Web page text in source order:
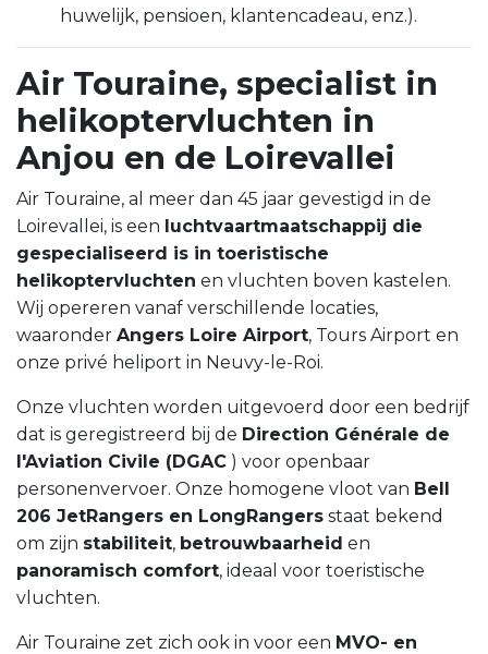
huwelijk, pensioen, klantencadeau, enz.).
Air Touraine, specialist in
helikoptervluchten in
Anjou en de Loirevallei
Air Touraine, al meer dan 45 jaar gevestigd in de
Loirevallei, is een luchtvaartmaatschappij die
gespecialiseerd is in toeristische
helikoptervluchten en vluchten boven kastelen.
Wij opereren vanaf verschillende locaties,
waaronder Angers Loire Airport, Tours Airport en
onze privé heliport in Neuvy-le-Roi.
Onze vluchten worden uitgevoerd door een bedrijf
dat is geregistreerd bij de Direction Générale de
l'Aviation Civile (DGAC ) voor openbaar
personenvervoer. Onze homogene vloot van Bell
206 JetRangers en LongRangers staat bekend
om zijn stabiliteit, betrouwbaarheid en
panoramisch comfort, ideaal voor toeristische
vluchten.
Air Touraine zet zich ook in voor een MVO- en